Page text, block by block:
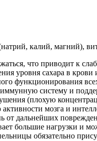
калий, магний),
что приводит к
уровня сахара в крови
функционирования
систему и
(плохую
мозга и
от дальнейших
большие нагрузки и
обязательно